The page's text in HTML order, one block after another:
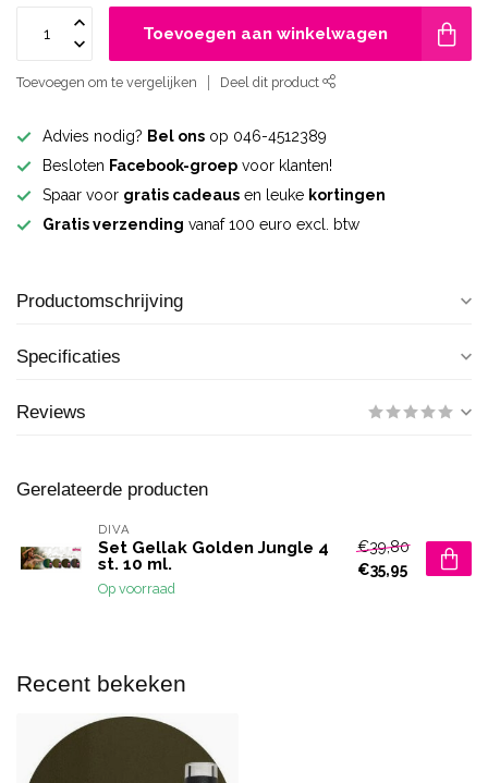
Toevoegen aan winkelwagen
Toevoegen om te vergelijken Deel dit product
Advies nodig? Bel ons op 046-4512389
Besloten Facebook-groep voor klanten!
Spaar voor gratis cadeaus en leuke kortingen
Gratis verzending vanaf 100 euro excl. btw
Productomschrijving
Specificaties
Reviews
Gerelateerde producten
DIVA
Set Gellak Golden Jungle 4
st. 10 ml.
Op voorraad
€39,80
€35,95
Recent bekeken